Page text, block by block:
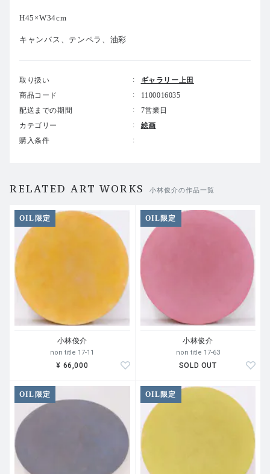
H45×W34cm
キャンバス、テンペラ、油彩
取り扱い
ギャラリー上田
商品コード
1100016035
配送までの期間
7営業日
カテゴリー
絵画
購入条件
RELATED ART WORKS 小林俊介の作品一覧
OIL限定
小林俊介
non title 17-11
¥ 66,000
OIL限定
小林俊介
non title 17-63
SOLD OUT
OIL限定 OIL限定